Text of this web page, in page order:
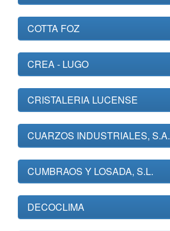
COTTA FOZ
CREA - LUGO
CRISTALERIA LUCENSE
CUARZOS INDUSTRIALES, S.A.
CUMBRAOS Y LOSADA, S.L.
DECOCLIMA